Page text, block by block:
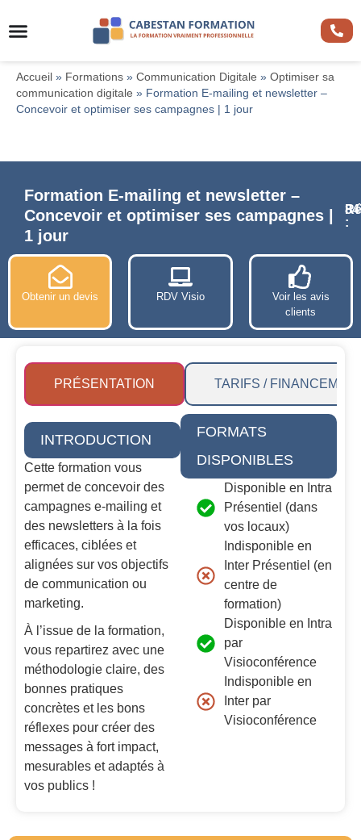
Accueil » Formations » Communication Digitale » Optimiser sa
communication digitale » Formation E-mailing et newsletter –
Concevoir et optimiser ses campagnes | 1 jour
Formation E-mailing et newsletter –
Concevoir et optimiser ses campagnes |
1 jour
:
Obtenir un devis RDV Visio
Voir les avis
clients
PRÉSENTATION TARIFS /
INTRODUCTION
Cette formation vous
permet de concevoir des
campagnes e-mailing et
des newsletters à la fois
efficaces, ciblées et
alignées sur vos objectifs
de communication ou
marketing.
À l’issue de la formation,
vous repartirez avec une
méthodologie claire, des
bonnes pratiques
concrètes et les bons
réflexes pour créer des
messages à fort impact,
mesurables et adaptés à
vos publics !
FORMATS
DISPONIBLES
Disponible en Intra
Présentiel (dans
vos locaux)
Indisponible en
Inter Présentiel (en
centre de
formation)
Disponible en Intra
par
Visioconférence
Indisponible en
Inter par
Visioconférence